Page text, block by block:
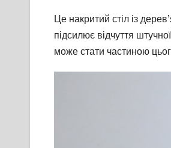
Це накритий стіл із
підсилює відчуття
може стати частиною